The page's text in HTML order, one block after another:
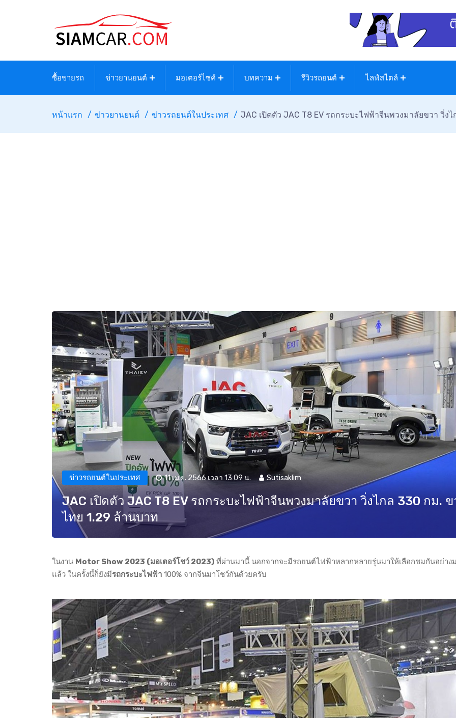
ซื้อขายรถ ข่าวยานยนต์ มอเตอร์ไซค์ บทความ รีวิวรถยนต์ ไลฟ์สไตล์
หน้าแรก ข่าวยานยนต์ ข่าวรถยนต์ในประเทศ JAC เปิดตัว JAC T8 EV รถกระบะไฟฟ้าจีนพวงมาลัยขวา วิ่ง
ข่าวรถยนต์ในประเทศ 11 เม.ย. 2566 เวลา 13:09 น. Sutisaklim
JAC เปิดตัว JAC T8 EV รถกระบะไฟฟ้าจีนพวงมาลัยขวา วิ่งไกล 330 กม. ข
ไทย 1.29 ล้านบาท
ในงาน Motor Show 2023 (มอเตอร์โชว์ 2023) ที่ผ่านมานี้ นอกจากจะมีรถยนต์ไฟฟ้าหลากหลายรุ่นมาให้เลือกชมกันอย่าง
แล้ว ในครั้งนี้ก็ยังมีรถกระบะไฟฟ้า 100% จากจีนมาโชว์กันด้วยครับ